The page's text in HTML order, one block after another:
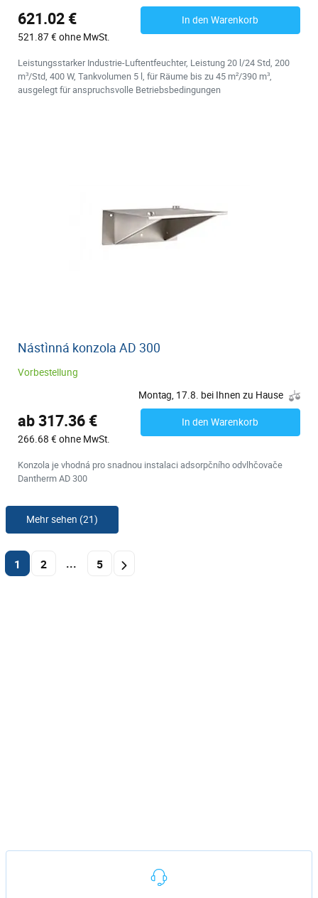
621.02 €
521.87 € ohne MwSt.
In den Warenkorb
Leistungsstarker Industrie-Luftentfeuchter, Leistung 20 l/24 Std, 200
m³/Std, 400 W, Tankvolumen 5 l, für Räume bis zu 45 m²/390 m³,
ausgelegt für anspruchsvolle Betriebsbedingungen
Nástìnná konzola AD 300
Vorbestellung
Montag, 17.8. bei Ihnen zu Hause
ab 317.36 €
266.68 € ohne MwSt.
In den Warenkorb
Konzola je vhodná pro snadnou instalaci adsorpčního odvlhčovače
Dantherm AD 300
Mehr sehen (21)
1 2 ... 5